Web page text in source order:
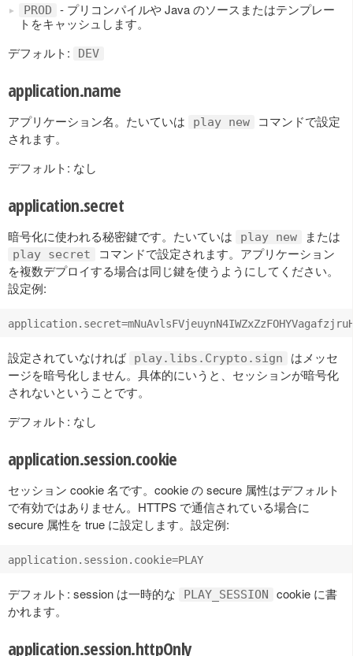
PROD
- プリコンパイルや Java のソースまたはテンプレー
トをキャッシュします。
デフォルト:
DEV
application.name
アプリケーション名。たいていは play new
コマンドで設定
されます。
デフォルト: なし
application.secret
暗号化に使われる秘密鍵です。たいていは play new または
play secret
コマンドで設定されます。アプリケーション
を複数デプロイする場合は同じ鍵を使うようにしてください。
設定例:
設定されていなければ play.libs.Crypto.sign
はメッセ
ージを暗号化しません。具体的にいうと、セッションが暗号化
されないということです。
デフォルト: なし
application.session.cookie
セッション cookie 名です。cookie の secure 属性はデフォルト
で有効ではありません。HTTPS で通信されている場合に
secure 属性を true に設定します。設定例:
デフォルト: session は一時的な PLAY_SESSION
cookie に書
かれます。
application.session.httpOnly